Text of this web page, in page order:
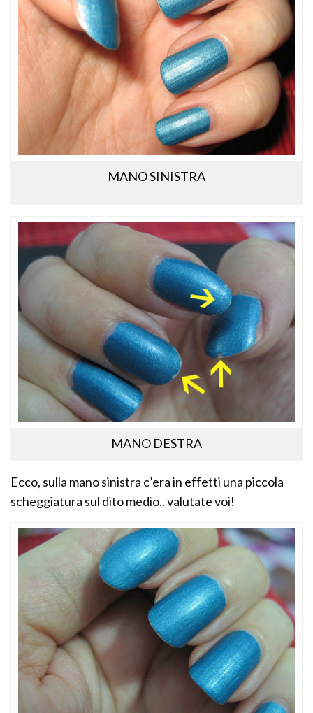
MANO SINISTRA
MANO DESTRA
Ecco, sulla mano sinistra c’era in effetti una piccola
scheggiatura sul dito medio.. valutate voi!